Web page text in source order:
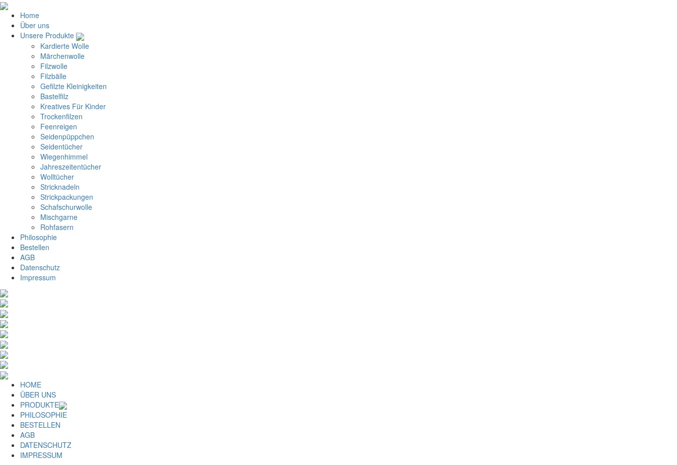
Home
Über uns
Unsere Produkte
Kardierte Wolle
Märchenwolle
Filzwolle
Filzbälle
Gefilzte Kleinigkeiten
Bastelfilz
Kreatives Für Kinder
Trockenfilzen
Feenreigen
Seidenpüppchen
Seidentücher
Wiegenhimmel
Jahreszeitentücher
Wolltücher
Stricknadeln
Strickpackungen
Schafschurwolle
Mischgarne
Rohfasern
Philosophie
Bestellen
AGB
Datenschutz
Impressum
HOME
ÜBER UNS
PRODUKTE
PHILOSOPHIE
BESTELLEN
AGB
DATENSCHUTZ
IMPRESSUM